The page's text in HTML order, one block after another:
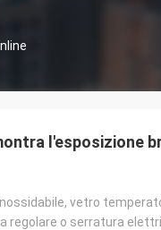
l'esposizione
vetro
regolare o serratura